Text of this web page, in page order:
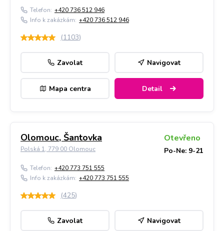
Telefon: +420 736 512 946
Info k zakázkám: +420 736 512 946
(1103)
Zavolat Navigovat
Mapa centra Detail
Olomouc, Šantovka
Polská 1, 779 00 Olomouc
Otevřeno
Po-Ne: 9-21
Telefon: +420 773 751 555
Info k zakázkám: +420 773 751 555
(425)
Zavolat Navigovat